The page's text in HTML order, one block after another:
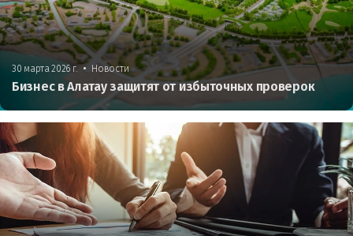
30 марта 2026 г. • Новости
Бизнес в Алатау защитят от избыточных проверок